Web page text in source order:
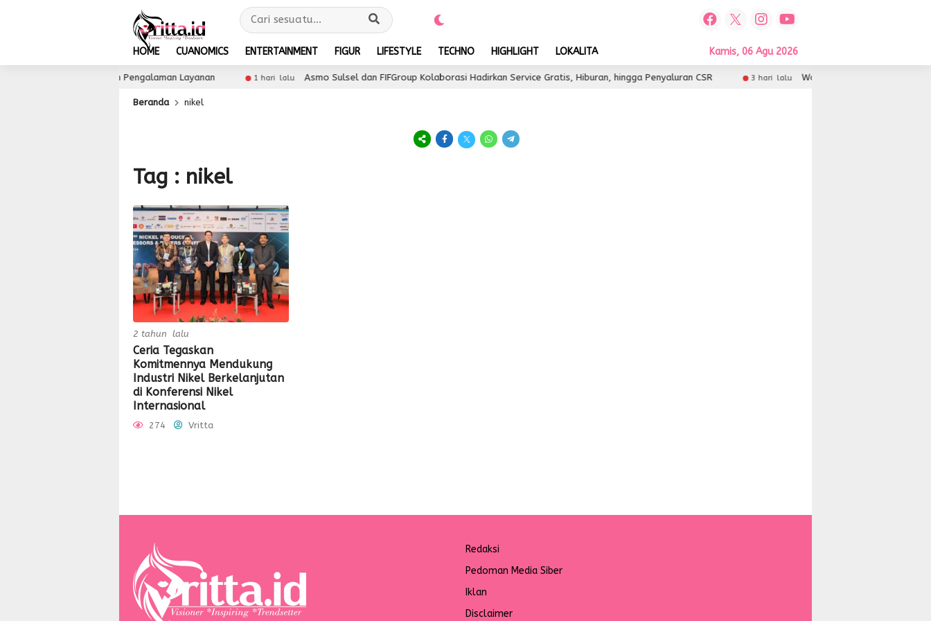
HOME CUANOMICS ENTERTAINMENT FIGUR LIFESTYLE TECHNO HIGHLIGHT LOKALITA Kamis, 06 Agu 2026
Loyalitas dan Pengalaman Layanan 1 hari lalu Asmo Sulsel dan FIFGroup Kolaborasi Hadirkan Service Gratis, Hiburan, hingga Penyaluran CSR 3 hari lalu Wali Kota Kendari Buka Finspora
Beranda nikel
Tag : nikel
2 tahun lalu
Ceria Tegaskan
Komitmennya Mendukung
Industri Nikel Berkelanjutan
di Konferensi Nikel
Internasional
274 Vritta
Redaksi
Pedoman Media Siber
Iklan
Disclaimer